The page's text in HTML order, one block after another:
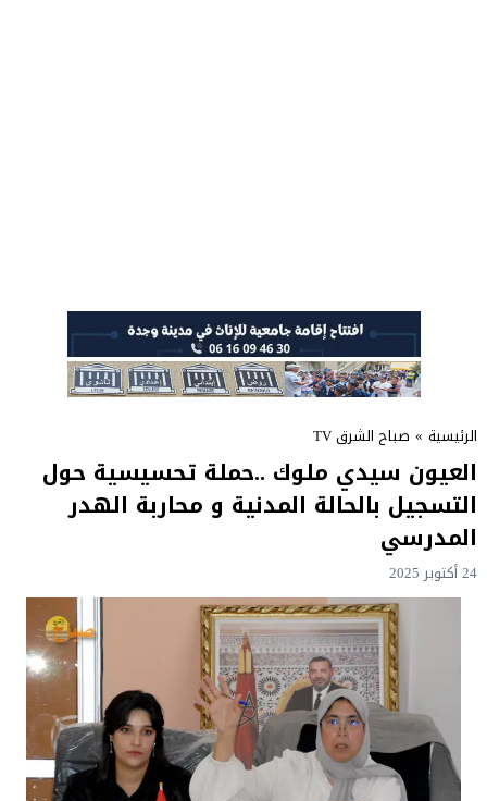
الرئيسية » صباح الشرق TV
العيون سيدي ملوك ..حملة تحسيسية حول
التسجيل بالحالة المدنية و محاربة الهدر
المدرسي
24 أكتوبر 2025